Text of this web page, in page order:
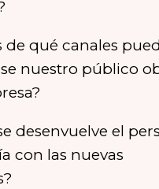
de qué canales
nuestro público
desenvuelve el
con las nuevas